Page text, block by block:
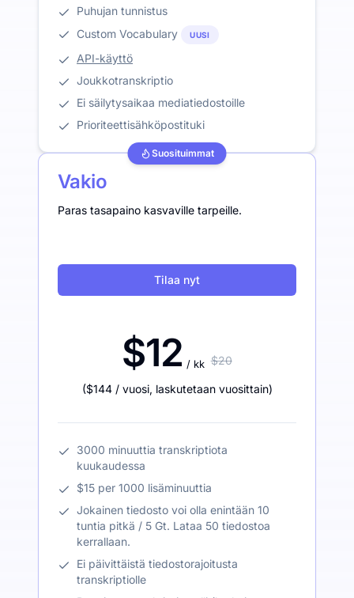
Puhujan tunnistus
Custom Vocabulary
UUSI
API-käyttö
Joukkotranskriptio
Ei säilytysaikaa mediatiedostoille
Prioriteettisähköpostituki
Suosituimmat
Vakio
Paras tasapaino kasvaville tarpeille.
Tilaa nyt
$12 / kk $20
($144 / vuosi, laskutetaan vuosittain)
3000 minuuttia transkriptiota
kuukaudessa
$15 per 1000 lisäminuuttia
Jokainen tiedosto voi olla enintään 10
tuntia pitkä / 5 Gt. Lataa 50 tiedostoa
kerrallaan.
Ei päivittäistä tiedostorajoitusta
transkriptiolle